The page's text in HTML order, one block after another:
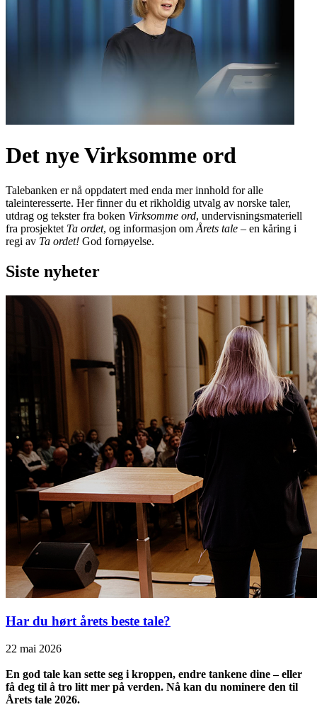
Det nye Virksomme ord
Talebanken er nå oppdatert med enda mer innhold for alle
taleinteresserte. Her finner du et rikholdig utvalg av norske taler,
utdrag og tekster fra boken Virksomme ord, undervisningsmateriell
fra prosjektet Ta ordet, og informasjon om Årets tale – en kåring i
regi av Ta ordet! God fornøyelse.
Siste nyheter
Har du hørt årets beste tale?
22 mai 2026
En god tale kan sette seg i kroppen, endre tankene dine – eller
få deg til å tro litt mer på verden. Nå kan du nominere den til
Årets tale 2026.